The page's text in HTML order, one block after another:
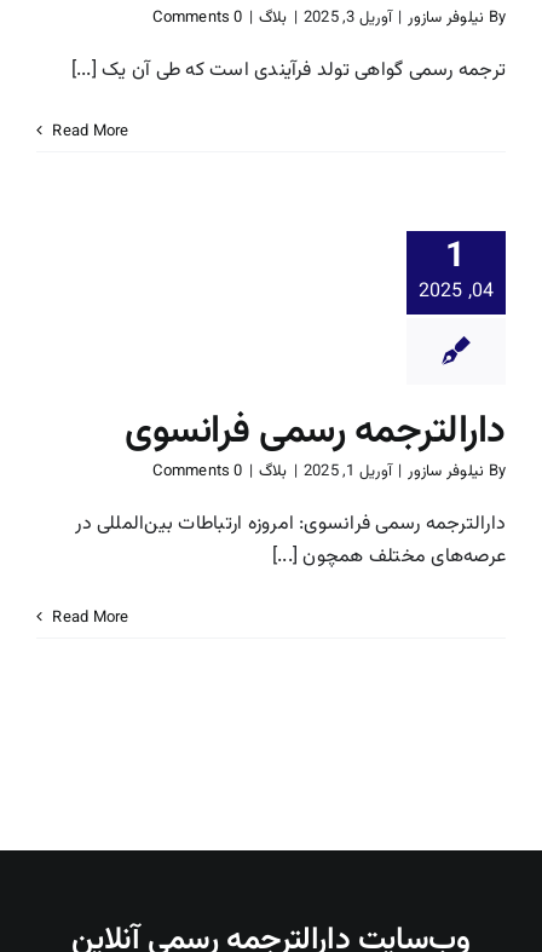
By نیلوفر سازور | آوریل 3, 2025 | بلاگ |
0 Comments
ترجمه رسمی گواهی تولد فرآیندی است که طی آن یک [...]
Read More
1
04, 2025
دارالترجمه رسمی فرانسوی
By نیلوفر سازور | آوریل 1, 2025 | بلاگ |
0 Comments
دارالترجمه رسمی فرانسوی: امروزه ارتباطات بین‌المللی در
عرصه‌های مختلف همچون [...]
Read More
وب‌سایت دارالترجمه رسمی آنلاین